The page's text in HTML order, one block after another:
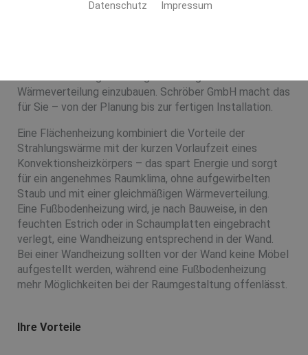
Wärmeverteilung einzubauen. Schröber GmbH macht das
für Sie – von der Planung bis zur fertigen Installation.
Eine Flächenheizung kombiniert die Vorteile der
Strahlungswärme mit der kurzen Vorlaufzeit eines
Konvektionsheizkörpers – das spart Energie und sorgt
für ein angenehmes Raumklima, ohne aufgewirbelten
Staub und mit einer gleichmäßigen Wärmeverteilung.
Eine Fußbodenheizung wird, je nach Bauweise, in den
feuchten Estrich oder in Schaumplatten eingebracht
verlegt, eine Wandheizung entsprechend in der Wand.
Bei einer Wandheizung sollten vor der Wand keine Möbel
aufgestellt werden, während eine Fußbodenheizung
mehr Möglichkeiten bei der Raumgestaltung offenlässt.
Ihre Vorteile
Datenschutz Impressum